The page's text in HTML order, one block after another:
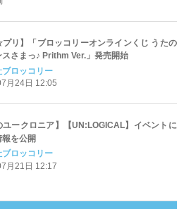
プリ】「ブロッコリーオンラインくじ うたの
さまっ♪ Prithm Ver.」発売開始
ブロッコリー
月24日 12:05
ユークロニア】【UN:LOGICAL】イベントに
を公開
ブロッコリー
月21日 12:17